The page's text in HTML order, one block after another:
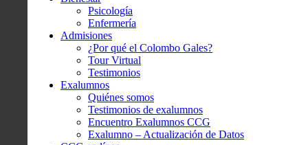
Psicología
Enfermería
Admisiones
¿Por qué el Colombo Gales?
Tour Virtual
Testimonios
Exalumnos
Quiénes somos
Testimonios de exalumnos
Encuentro Exalumnos CCG
Exalumno – Actualización de Datos